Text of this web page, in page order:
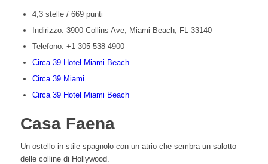
4,3 stelle / 669 punti
Indirizzo: 3900 Collins Ave, Miami Beach, FL 33140
Telefono: +1 305-538-4900
Circa 39 Hotel Miami Beach
Circa 39 Miami
Circa 39 Hotel Miami Beach
Casa Faena
Un ostello in stile spagnolo con un atrio che sembra un salotto
delle colline di Hollywood.